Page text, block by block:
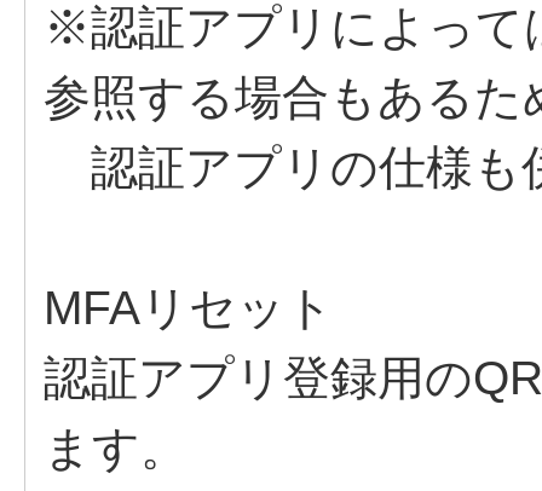
※認証アプリによって
参照する場合もあるた
認証アプリの仕様も
MFAリセット
認証アプリ登録用の
ます。